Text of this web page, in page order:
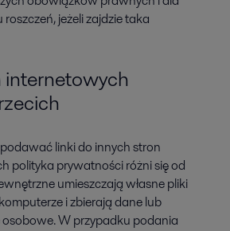
jeżeli zajdzie taka
internetowych
linki do innych stron
polityka prywatności różni się od
umieszczają własne pliki
i zbierają dane lub
W przypadku podania